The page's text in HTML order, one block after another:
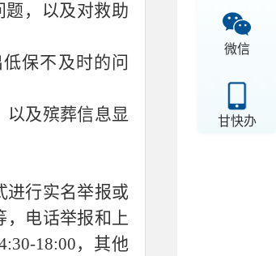
微信
甘快办
题，以及对救助
保不及时的问
以及殡葬信息显
进行实名举报或
，电话举报和上
18:00，其他